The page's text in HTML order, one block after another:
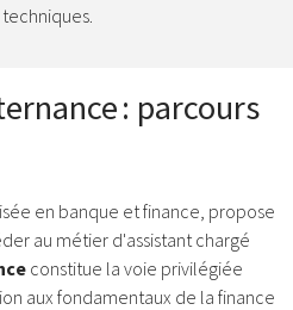
: parcours
en banque et finance, propose
au métier d'assistant chargé
constitue la voie privilégiée
aux fondamentaux de la finance